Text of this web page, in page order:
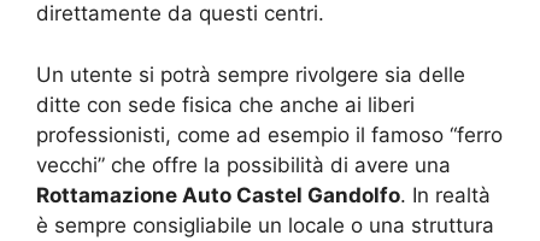
direttamente da questi centri.
Un utente si potrà sempre rivolgere sia delle
ditte con sede fisica che anche ai liberi
professionisti, come ad esempio il famoso “ferro
vecchi” che offre la possibilità di avere una
Rottamazione Auto Castel Gandolfo. In realtà
è sempre consigliabile un locale o una struttura